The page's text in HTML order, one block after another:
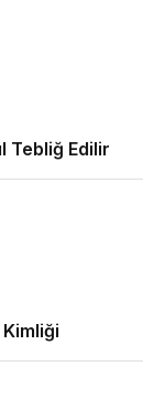
Tebliğ Edilir